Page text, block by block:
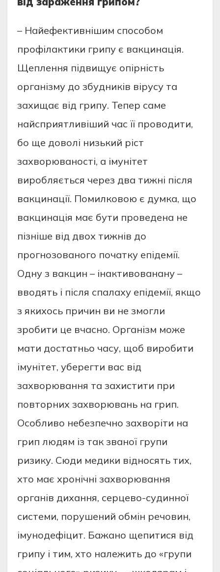
– Найефективнішим способом
профілактики грипу є вакцинація.
Щеплення підвищує опірність
організму до збудників вірусу та
захищає від грипу. Тепер саме
найсприятливіший час її проводити,
бо ще доволі низький ріст
захворюваності, а імунітет
виробляється через два тижні після
вакцинації. Помилковою є думка, що
вакцинація має бути проведена не
пізніше від двох тижнів до
прогнозованого початку епідемії.
Одну з вакцин – інактивованану –
вводять і після спалаху епідемії, якщо
з якихось причин ви не змогли
зробити це вчасно. Організм може
мати достатньо часу, щоб виробити
імунітет, уберегти вас від
захворювання та захистити при
повторних захворювань на грип.
Особливо небезпечно захворіти на
грип людям із так званої групи
ризику. Сюди медики відносять тих,
хто має хронічні захворювання
органів дихання, серцево-судинної
системи, порушений обмін речовин,
імунодефіцит. Бажано щепитися від
грипу і тим, хто належить до «групи